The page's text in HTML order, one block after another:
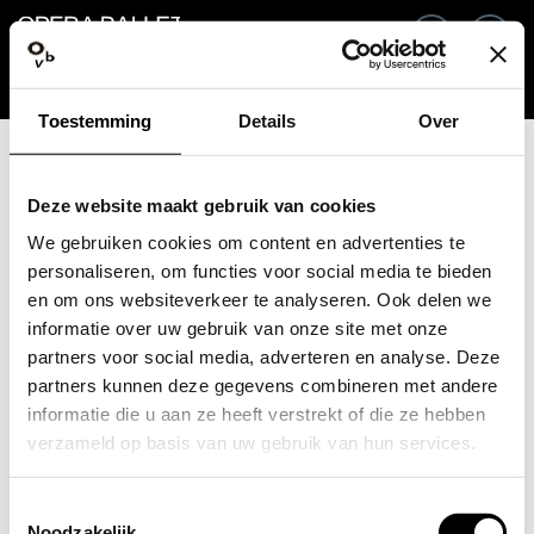
Toestemming Details Over
Deze website maakt gebruik van cookies
We gebruiken cookies om content en advertenties te
personaliseren, om functies voor social media te bieden
en om ons websiteverkeer te analyseren. Ook delen we
informatie over uw gebruik van onze site met onze
partners voor social media, adverteren en analyse. Deze
partners kunnen deze gegevens combineren met andere
informatie die u aan ze heeft verstrekt of die ze hebben
verzameld op basis van uw gebruik van hun services.
Wachtwoord Wachtwoord vergeten?
Account maken